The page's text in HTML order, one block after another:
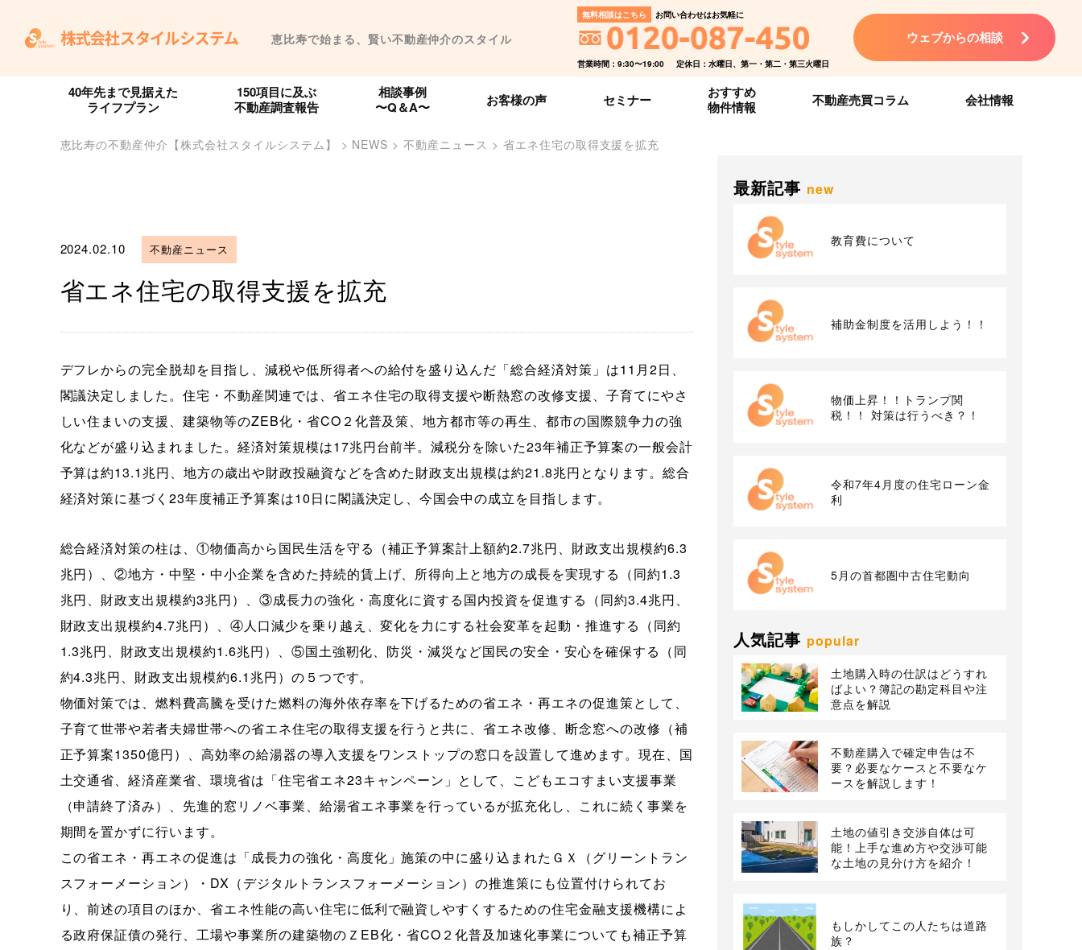
恵比寿で始まる、賢い不動産仲介のスタイル
無料相談はこちら お問い合わせはお気軽に
営業時間：9:30〜19:00 定休日：水曜日、第一・第二・第三火曜日
ウェブからの相談
40年先まで見据えた
ライフプラン
150項目に及ぶ
不動産調査報告
相談事例
〜Q＆A〜
お客様の声 セミナー
おすすめ
物件情報
不動産売買コラム 会社情報
恵比寿の不動産仲介【株式会社スタイルシステム】 > NEWS >不動産ニュース > 省エネ住宅の取得支援を拡充
2024.02.10 不動産ニュース
省エネ住宅の取得支援を拡充
デフレからの完全脱却を目指し、減税や低所得者への給付を盛り込んだ「総合経済対策」は11月2日、
閣議決定しました。住宅・不動産関連では、省エネ住宅の取得支援や断熱窓の改修支援、子育てにやさ
しい住まいの支援、建築物等のZEB化・省CO２化普及策、地方都市等の再生、都市の国際競争力の強
化などが盛り込まれました。経済対策規模は17兆円台前半。減税分を除いた23年補正予算案の一般会計
予算は約13.1兆円、地方の歳出や財政投融資などを含めた財政支出規模は約21.8兆円となります。総合
経済対策に基づく23年度補正予算案は10日に閣議決定し、今国会中の成立を目指します。
総合経済対策の柱は、①物価高から国民生活を守る（補正予算案計上額約2.7兆円、財政支出規模約6.3
兆円）、②地方・中堅・中小企業を含めた持続的賃上げ、所得向上と地方の成長を実現する（同約1.3
兆円、財政支出規模約3兆円）、③成長力の強化・高度化に資する国内投資を促進する（同約3.4兆円、
財政支出規模約4.7兆円）、④人口減少を乗り越え、変化を力にする社会変革を起動・推進する（同約
1.3兆円、財政支出規模約1.6兆円）、⑤国土強靭化、防災・減災など国民の安全・安心を確保する（同
約4.3兆円、財政支出規模約6.1兆円）の５つです。
物価対策では、燃料費高騰を受けた燃料の海外依存率を下げるための省エネ・再エネの促進策として、
子育て世帯や若者夫婦世帯への省エネ住宅の取得支援を行うと共に、省エネ改修、断念窓への改修（補
正予算案1350億円）、高効率の給湯器の導入支援をワンストップの窓口を設置して進めます。現在、国
土交通省、経済産業省、環境省は「住宅省エネ23キャンペーン」として、こどもエコすまい支援事業
（申請終了済み）、先進的窓リノベ事業、給湯省エネ事業を行っているが拡充化し、これに続く事業を
期間を置かずに行います。
この省エネ・再エネの促進は「成長力の強化・高度化」施策の中に盛り込まれたＧＸ（グリーントラン
スフォーメーション）・DX（デジタルトランスフォーメーション）の推進策にも位置付けられてお
り、前述の項目のほか、省エネ性能の高い住宅に低利で融資しやすくするための住宅金融支援機構によ
る政府保証債の発行、工場や事業所の建築物のＺEB化・省CO２化普及加速化事業についても補正予算
最新記事 new
教育費について
補助金制度を活用しよう！！
物価上昇！！トランプ関
税！！ 対策は行うべき？！
令和7年4月度の住宅ローン金
利
5月の首都圏中古住宅動向
人気記事 popular
土地購入時の仕訳はどうすれ
ばよい？簿記の勘定科目や注
意点を解説
不動産購入で確定申告は不
要？必要なケースと不要なケ
ースを解説します！
土地の値引き交渉自体は可
能！上手な進め方や交渉可能
な土地の見分け方を紹介！
もしかしてこの人たちは道路
族？